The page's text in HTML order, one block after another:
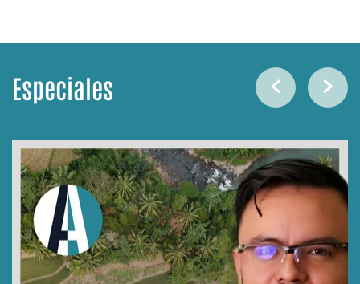
Especiales